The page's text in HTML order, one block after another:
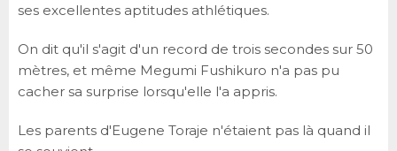
ses excellentes aptitudes athlétiques.
On dit qu'il s'agit d'un record de trois secondes sur 50
mètres, et même Megumi Fushikuro n'a pas pu
cacher sa surprise lorsqu'elle l'a appris.
Les parents d'Eugene Toraje n'étaient pas là quand il